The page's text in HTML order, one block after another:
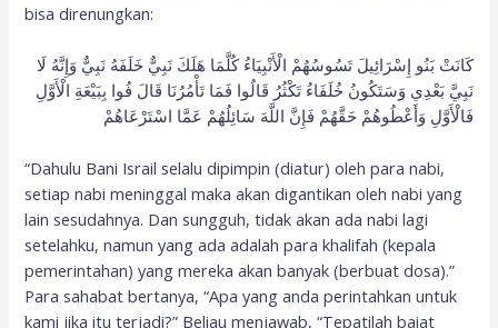
bisa direnungkan:
كَانَتْ بَنُو إِسْرَائِيلَ تَسُوسُهُمْ الْأَنْبِيَاءُ كُلَّمَا هَلَكَ نَبِيٌّ خَلَفَهُ نَبِيٌّ وَإِنَّهُ لَا
نَبِيَّ بَعْدِي وَسَتَكُونُ خُلَفَاءُ تَكْثُرُ قَالُوا فَمَا تَأْمُرُنَا قَالَ فُوا بِبَيْعَةِ الْأَوَّلِ
فَالْأَوَّلِ وَأَعْطُوهُمْ حَقَّهُمْ فَإِنَّ اللَّهَ سَائِلُهُمْ عَمَّا اسْتَرْعَاهُمْ
“Dahulu Bani Israil selalu dipimpin (diatur) oleh para nabi,
setiap nabi meninggal maka akan digantikan oleh nabi yang
lain sesudahnya. Dan sungguh, tidak akan ada nabi lagi
setelahku, namun yang ada adalah para khalifah (kepala
pemerintahan) yang mereka akan banyak (berbuat dosa).”
Para sahabat bertanya, “Apa yang anda perintahkan untuk
kami jika itu terjadi?” Beliau menjawab, “Tepatilah baiat